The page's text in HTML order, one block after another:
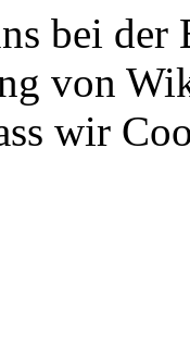
bei
von
wir